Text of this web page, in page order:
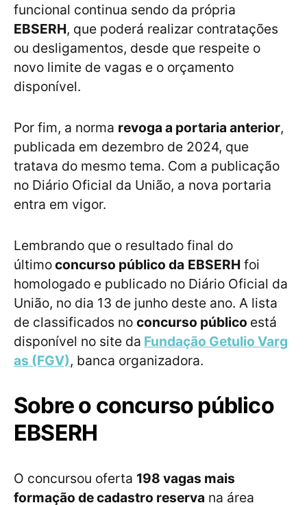
funcional continua sendo da própria
EBSERH, que poderá realizar contratações
ou desligamentos, desde que respeite o
novo limite de vagas e o orçamento
disponível.
Por fim, a norma revoga a portaria anterior,
publicada em dezembro de 2024, que
tratava do mesmo tema. Com a publicação
no Diário Oficial da União, a nova portaria
entra em vigor.
Lembrando que o resultado final do
últimoconcurso público da EBSERH foi
homologado e publicado no Diário Oficial da
União, no dia 13 de junho deste ano. A lista
de classificados no concurso público está
disponível no site da Fundação Getulio Varg
as (FGV), banca organizadora.
Sobre o concurso público
EBSERH
O concursou oferta 198 vagas mais
formação de cadastro reserva na área